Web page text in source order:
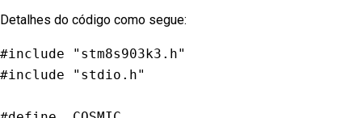
Detalhes do código como segue:
#include
"stm8s903k3.h"
#include "stdio.h"